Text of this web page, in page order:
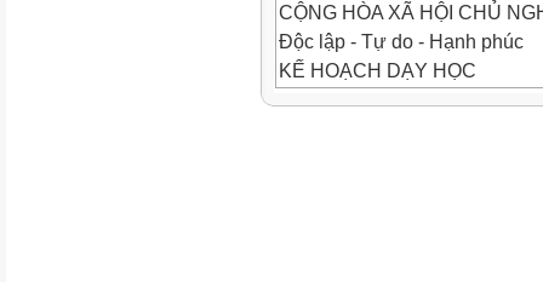
CỘNG HÒA XÃ HỘI CHỦ
Độc lập - Tự do - Hạnh phúc
KẾ HOẠCH DẠY HỌC